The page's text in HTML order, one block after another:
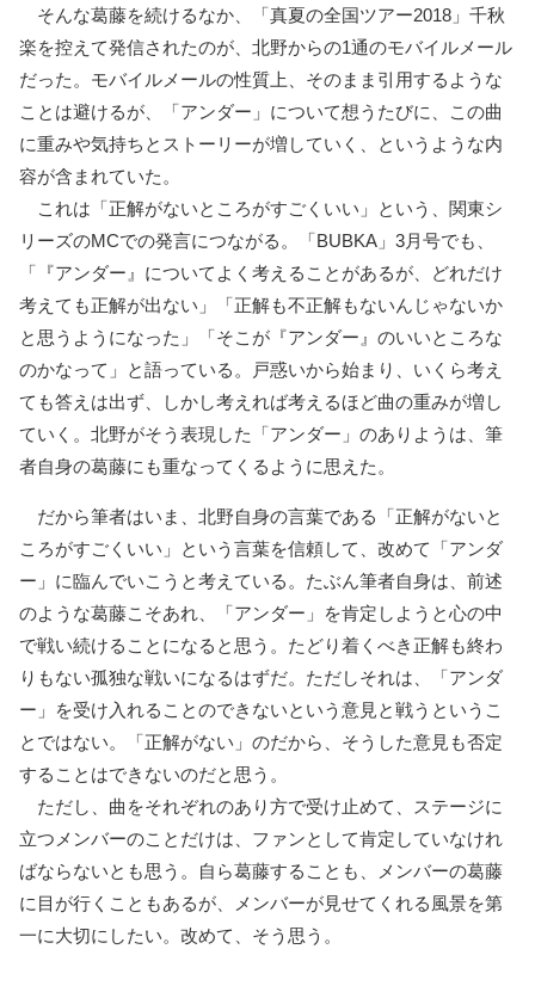
そんな葛藤を続けるなか、「真夏の全国ツアー2018」千秋
楽を控えて発信されたのが、北野からの1通のモバイルメール
だった。モバイルメールの性質上、そのまま引用するような
ことは避けるが、「アンダー」について想うたびに、この曲
に重みや気持ちとストーリーが増していく、というような内
容が含まれていた。
これは「正解がないところがすごくいい」という、関東シ
リーズのMCでの発言につながる。「BUBKA」3月号でも、
「『アンダー』についてよく考えることがあるが、どれだけ
考えても正解が出ない」「正解も不正解もないんじゃないか
と思うようになった」「そこが『アンダー』のいいところな
のかなって」と語っている。戸惑いから始まり、いくら考え
ても答えは出ず、しかし考えれば考えるほど曲の重みが増し
ていく。北野がそう表現した「アンダー」のありようは、筆
者自身の葛藤にも重なってくるように思えた。
だから筆者はいま、北野自身の言葉である「正解がないと
ころがすごくいい」という言葉を信頼して、改めて「アンダ
ー」に臨んでいこうと考えている。たぶん筆者自身は、前述
のような葛藤こそあれ、「アンダー」を肯定しようと心の中
で戦い続けることになると思う。たどり着くべき正解も終わ
りもない孤独な戦いになるはずだ。ただしそれは、「アンダ
ー」を受け入れることのできないという意見と戦うというこ
とではない。「正解がない」のだから、そうした意見も否定
することはできないのだと思う。
ただし、曲をそれぞれのあり方で受け止めて、ステージに
立つメンバーのことだけは、ファンとして肯定していなけれ
ばならないとも思う。自ら葛藤することも、メンバーの葛藤
に目が行くこともあるが、メンバーが見せてくれる風景を第
一に大切にしたい。改めて、そう思う。